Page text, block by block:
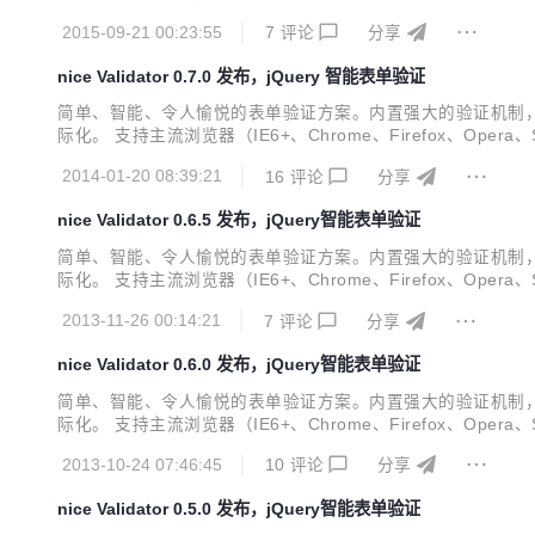
2015-09-21 00:23:55
7 评论 分享
nice Validator 0.7.0 发布，jQuery 智能表单验证
简单、智能、令人愉悦的表单验证方案。内置强大的验证机
际化。 支持主流浏览器（IE6+、Chrome、Firefox、
2014-01-20 08:39:21
16 评论 分享
nice Validator 0.6.5 发布，jQuery智能表单验证
简单、智能、令人愉悦的表单验证方案。内置强大的验证机
际化。 支持主流浏览器（IE6+、Chrome、Firefox、
2013-11-26 00:14:21
7 评论 分享
nice Validator 0.6.0 发布，jQuery智能表单验证
简单、智能、令人愉悦的表单验证方案。内置强大的验证机
际化。 支持主流浏览器（IE6+、Chrome、Firefox、Opera
2013-10-24 07:46:45
10 评论 分享
nice Validator 0.5.0 发布，jQuery智能表单验证